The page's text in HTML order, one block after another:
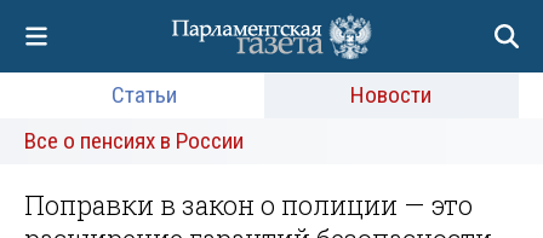
Статьи
Новости
Все о пенсиях в России
Поправки в закон о полиции — это